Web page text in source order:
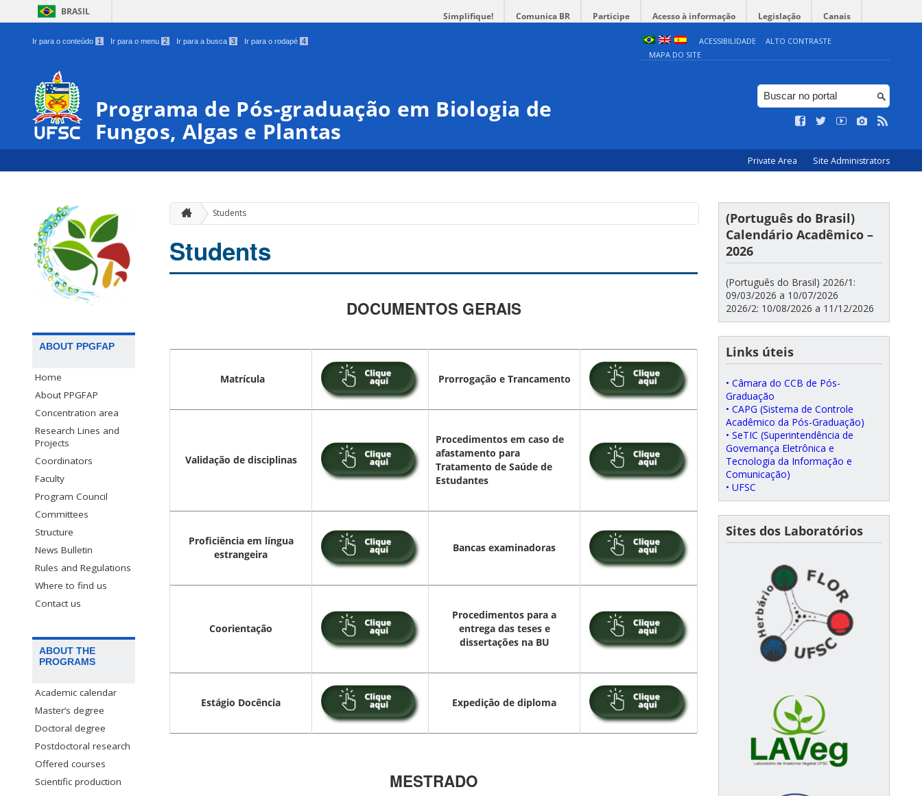
BRASIL Simplifique! Comunica BR Participe Acesso à informação Legislação Canais
Ir para o conteúdo 1 Ir para o menu 2 Ir para a busca 3 Ir para o rodapé 4 ACESSIBILIDADE
ALTO CONTRASTE
MAPA DO SITE
Programa de Pós-graduação em Biologia de
Fungos, Algas e Plantas
Private Area Site Administrators
ABOUT PPGFAP
Home
About PPGFAP
Concentration area
Research Lines and
Projects
Coordinators
Faculty
Program Council
Committees
Structure
News Bulletin
Rules and Regulations
Where to find us
Contact us
ABOUT THE
PROGRAMS
Academic calendar
Master’s degree
Doctoral degree
Postdoctoral research
Offered courses
Scientific production
Students
Students
DOCUMENTOS GERAIS
Matrícula Prorrogação e Trancamento
Validação de disciplinas
Procedimentos em caso de
afastamento para
Tratamento de Saúde de
Estudantes
Proficiência em língua
estrangeira
Bancas examinadoras
Coorientação
Procedimentos para a
entrega das teses e
dissertações na BU
Estágio Docência Expedição de diploma
MESTRADO
(Português do Brasil)
Calendário Acadêmico –
2026
(Português do Brasil) 2026/1:
09/03/2026 a 10/07/2026
2026/2: 10/08/2026 a 11/12/2026
Links úteis
• Câmara do CCB de Pós-
Graduação
• CAPG (Sistema de Controle
Acadêmico da Pós-Graduação)
• SeTIC (Superintendência de
Governança Eletrônica e
Tecnologia da Informação e
Comunicação)
• UFSC
Sites dos Laboratórios